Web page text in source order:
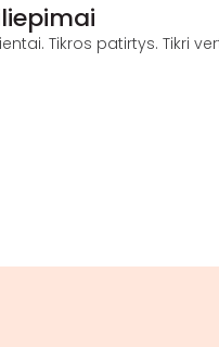
Tikros patirtys. Tikri